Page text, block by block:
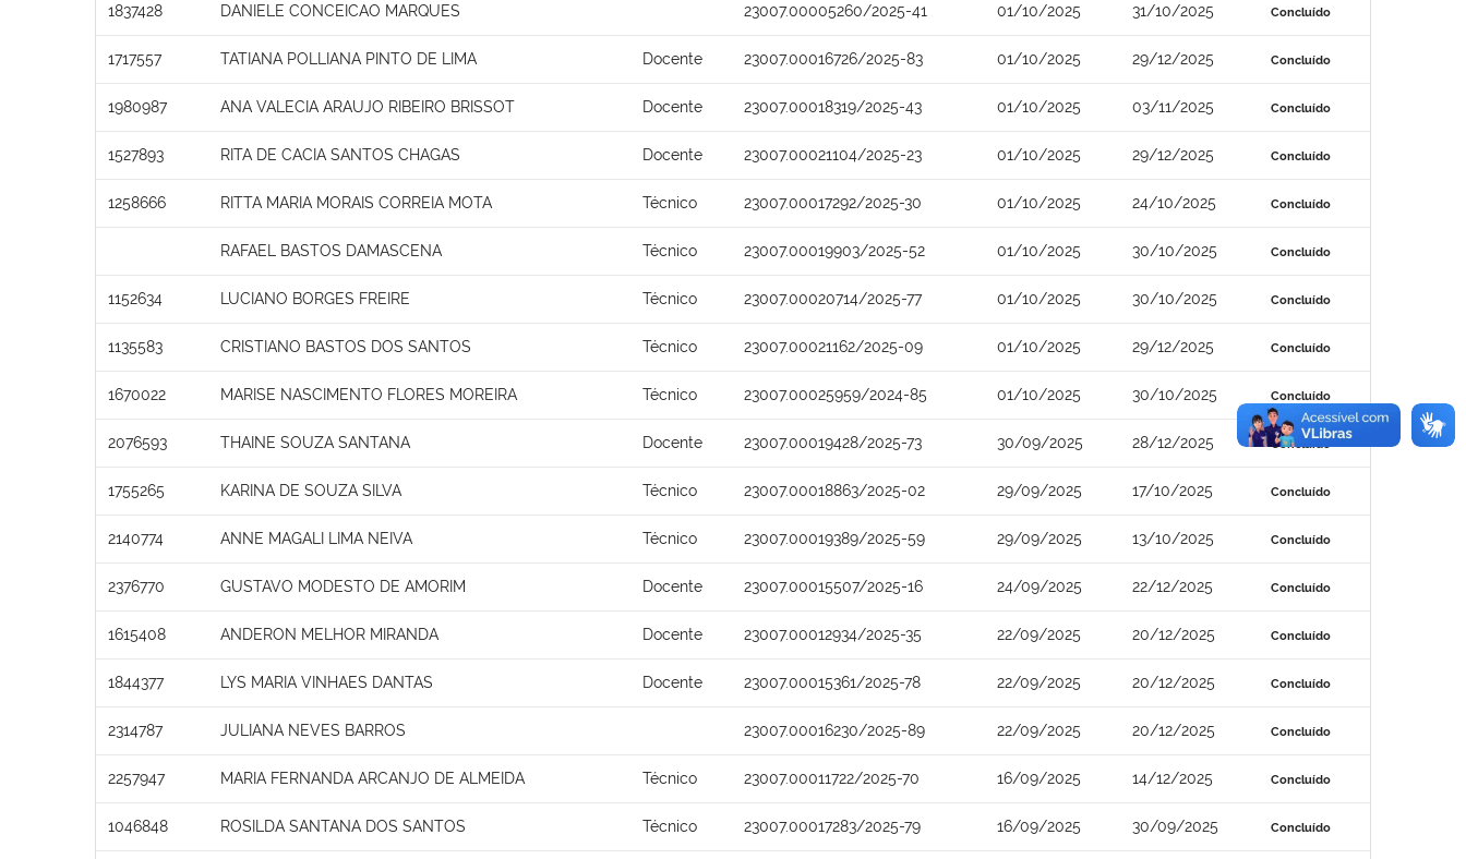
1837428 DANIELE CONCEICAO MARQUES 23007.00005260/2025-41 01/10/2025 31/10/2025 Concluído
1717557 TATIANA POLLIANA PINTO DE LIMA Docente 23007.00016726/2025-83 01/10/2025 29/12/2025 Concluído
1980987 ANA VALECIA ARAUJO RIBEIRO BRISSOT Docente 23007.00018319/2025-43 01/10/2025 03/11/2025 Concluído
1527893 RITA DE CACIA SANTOS CHAGAS Docente 23007.00021104/2025-23 01/10/2025 29/12/2025 Concluído
1258666 RITTA MARIA MORAIS CORREIA MOTA Técnico 23007.00017292/2025-30 01/10/2025 24/10/2025 Concluído
RAFAEL BASTOS DAMASCENA Técnico 23007.00019903/2025-52 01/10/2025 30/10/2025 Concluído
1152634 LUCIANO BORGES FREIRE Técnico 23007.00020714/2025-77 01/10/2025 30/10/2025 Concluído
1135583 CRISTIANO BASTOS DOS SANTOS Técnico 23007.00021162/2025-09 01/10/2025 29/12/2025 Concluído
1670022 MARISE NASCIMENTO FLORES MOREIRA Técnico 23007.00025959/2024-85 01/10/2025 30/10/2025 Concluído
2076593 THAINE SOUZA SANTANA Docente 23007.00019428/2025-73 30/09/2025 28/12/2025 Concluído
1755265 KARINA DE SOUZA SILVA Técnico 23007.00018863/2025-02 29/09/2025 17/10/2025 Concluído
2140774 ANNE MAGALI LIMA NEIVA Técnico 23007.00019389/2025-59 29/09/2025 13/10/2025 Concluído
2376770 GUSTAVO MODESTO DE AMORIM Docente 23007.00015507/2025-16 24/09/2025 22/12/2025 Concluído
1615408 ANDERON MELHOR MIRANDA Docente 23007.00012934/2025-35 22/09/2025 20/12/2025 Concluído
1844377 LYS MARIA VINHAES DANTAS Docente 23007.00015361/2025-78 22/09/2025 20/12/2025 Concluído
2314787 JULIANA NEVES BARROS 23007.00016230/2025-89 22/09/2025 20/12/2025 Concluído
2257947 MARIA FERNANDA ARCANJO DE ALMEIDA Técnico 23007.00011722/2025-70 16/09/2025 14/12/2025 Concluído
1046848 ROSILDA SANTANA DOS SANTOS Técnico 23007.00017283/2025-79 16/09/2025 30/09/2025 Concluído